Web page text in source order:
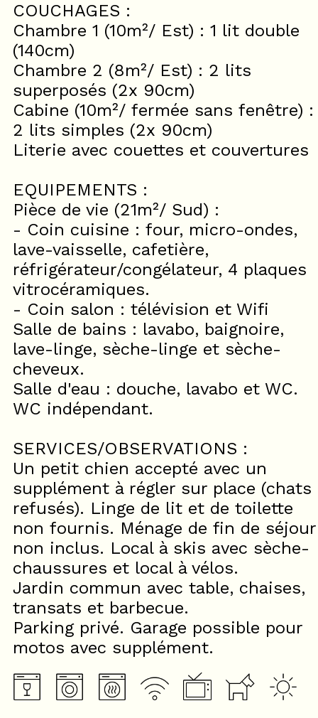
COUCHAGES :
Chambre 1 (10m²/ Est) : 1 lit double
(140cm)
Chambre 2 (8m²/ Est) : 2 lits
superposés (2x 90cm)
Cabine (10m²/ fermée sans fenêtre) :
2 lits simples (2x 90cm)
Literie avec couettes et couvertures
EQUIPEMENTS :
Pièce de vie (21m²/ Sud) :
- Coin cuisine : four, micro-ondes,
lave-vaisselle, cafetière,
réfrigérateur/congélateur, 4 plaques
vitrocéramiques.
- Coin salon : télévision et Wifi
Salle de bains : lavabo, baignoire,
lave-linge, sèche-linge et sèche-
cheveux.
Salle d'eau : douche, lavabo et WC.
WC indépendant.
SERVICES/OBSERVATIONS :
Un petit chien accepté avec un
supplément à régler sur place (chats
refusés). Linge de lit et de toilette
non fournis. Ménage de fin de séjour
non inclus. Local à skis avec sèche-
chaussures et local à vélos.
Jardin commun avec table, chaises,
transats et barbecue.
Parking privé. Garage possible pour
motos avec supplément.